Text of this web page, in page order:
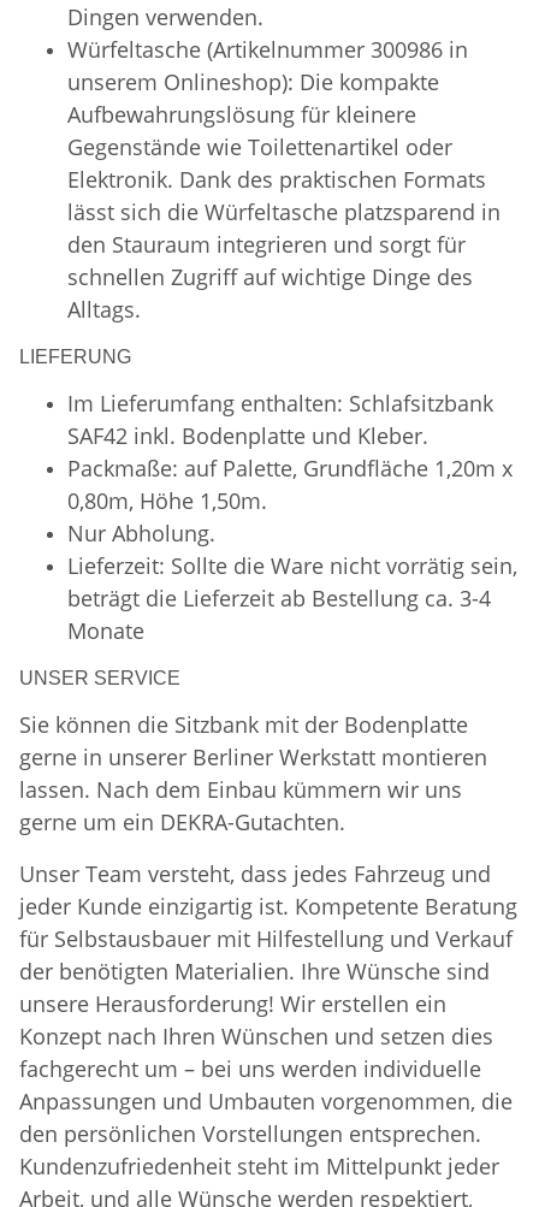
Dingen verwenden.
Würfeltasche (Artikelnummer 300986 in
unserem Onlineshop): Die kompakte
Aufbewahrungslösung für kleinere
Gegenstände wie Toilettenartikel oder
Elektronik. Dank des praktischen Formats
lässt sich die Würfeltasche platzsparend in
den Stauraum integrieren und sorgt für
schnellen Zugriff auf wichtige Dinge des
Alltags.
LIEFERUNG
Im Lieferumfang enthalten: Schlafsitzbank
SAF42 inkl. Bodenplatte und Kleber.
Packmaße: auf Palette, Grundfläche 1,20m x
0,80m, Höhe 1,50m.
Nur Abholung.
Lieferzeit: Sollte die Ware nicht vorrätig sein,
beträgt die Lieferzeit ab Bestellung ca. 3-4
Monate
UNSER SERVICE
Sie können die Sitzbank mit der Bodenplatte
gerne in unserer Berliner Werkstatt montieren
lassen. Nach dem Einbau kümmern wir uns
gerne um ein DEKRA-Gutachten.
Unser Team versteht, dass jedes Fahrzeug und
jeder Kunde einzigartig ist. Kompetente Beratung
für Selbstausbauer mit Hilfestellung und Verkauf
der benötigten Materialien. Ihre Wünsche sind
unsere Herausforderung! Wir erstellen ein
Konzept nach Ihren Wünschen und setzen dies
fachgerecht um – bei uns werden individuelle
Anpassungen und Umbauten vorgenommen, die
den persönlichen Vorstellungen entsprechen.
Kundenzufriedenheit steht im Mittelpunkt jeder
Arbeit, und alle Wünsche werden respektiert,